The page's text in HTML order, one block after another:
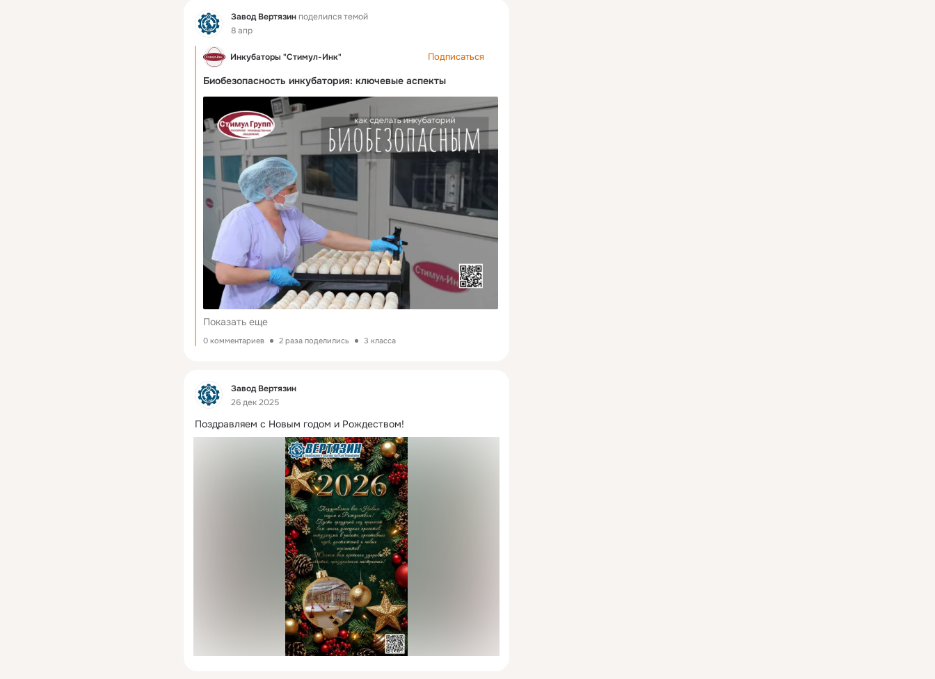
Фид Завод Вертязинподелился темой
8 апр
Инкубаторы "Стимул-Инк" Подписаться
Биобезопасность инкубатория: ключевые аспекты
Показать еще
0 комментариев 2 раза поделились 3 класса
Фид
Завод Вертязин
26 дек 2025
Поздравляем с Новым годом и Рождеством!